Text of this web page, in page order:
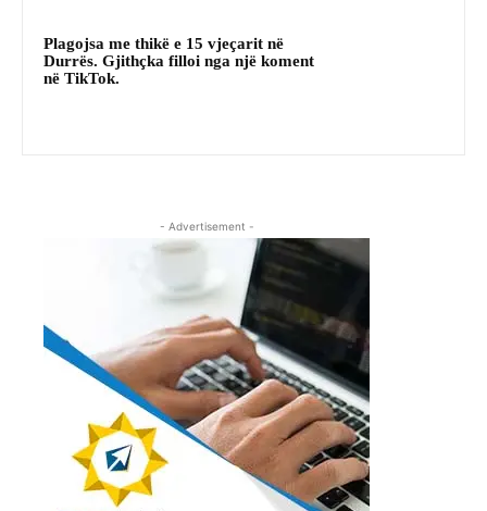
Plagojsa me thikë e 15 vjeçarit në
Durrës. Gjithçka filloi nga një koment
në TikTok.
- Advertisement -